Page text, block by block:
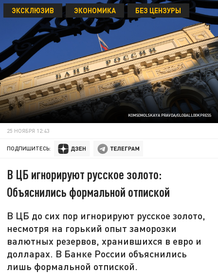
KOMSOMOLSKAYA PRAVDA/GLOBALLOOKPRESS
ЭКСКЛЮЗИВ ЭКОНОМИКА БЕЗ ЦЕНЗУРЫ
25 НОЯБРЯ 12:43
ПОДПИШИТЕСЬ:
В ЦБ игнорируют русское золото:
Объяснились формальной отпиской
В ЦБ до сих пор игнорируют русское золото,
несмотря на горький опыт заморозки
валютных резервов, хранившихся в евро и
долларах. В Банке России объяснились
лишь формальной отпиской.